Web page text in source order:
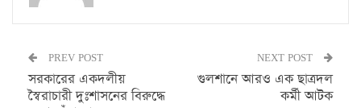
PREV POST
সরকারের একদলীয়
স্বৈরাচারী দুঃশাসনের বিরুদ্ধে
NEXT POST
গুলশানে আরও এক ছাত্রদল
কর্মী আটক